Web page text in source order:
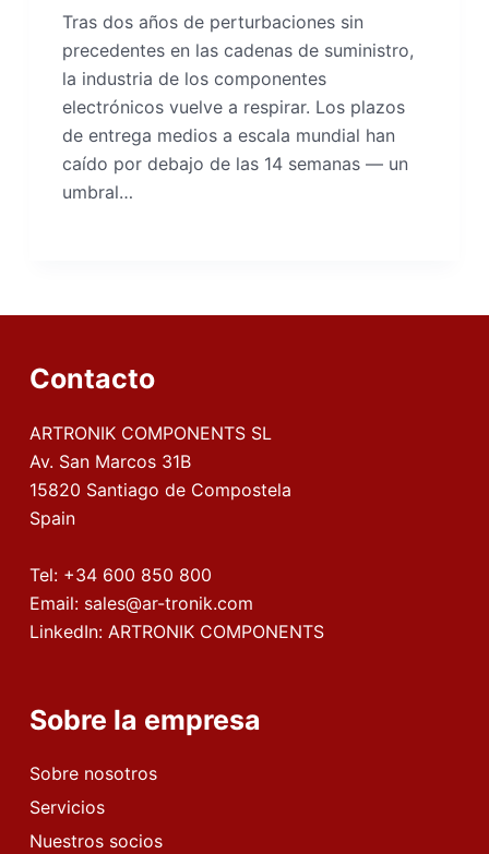
Tras dos años de perturbaciones sin
precedentes en las cadenas de suministro,
la industria de los componentes
electrónicos vuelve a respirar. Los plazos
de entrega medios a escala mundial han
caído por debajo de las 14 semanas — un
umbral…
Contacto
ARTRONIK COMPONENTS SL
Av. San Marcos 31B
15820 Santiago de Compostela
Spain
Tel: +34 600 850 800
Email: sales@ar-tronik.com
LinkedIn: ARTRONIK COMPONENTS
Sobre la empresa
Sobre nosotros
Servicios
Nuestros socios